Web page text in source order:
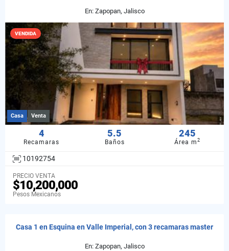
En: Zapopan, Jalisco
VENDIDA
Casa Venta
4
Recamaras
5.5
Baños
245
Área m2
10192754
PRECIO VENTA
$10,200,000
Pesos Mexicanos
Casa 1 en Esquina en Valle Imperial, con 3 recamaras master
En: Zapopan, Jalisco